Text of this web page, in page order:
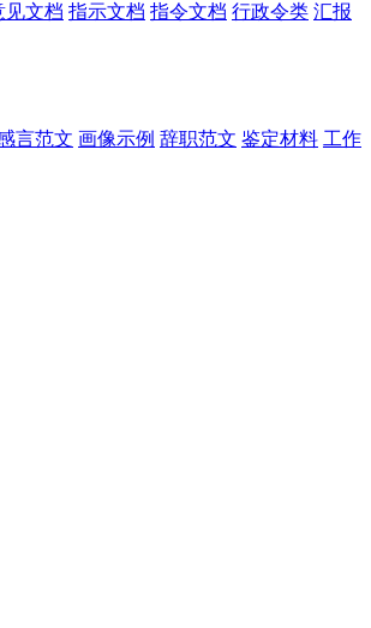
见文档 指示文档 指令文档 行政令类 汇报
言范文 画像示例 辞职范文 鉴定材料 工作